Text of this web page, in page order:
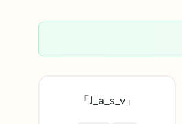
「J_a_s_v」